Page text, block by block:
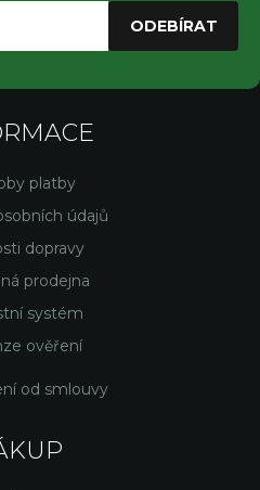
ODEBÍRAT
platby
údajů
dopravy
prodejna
systém
ověření
od smlouvy